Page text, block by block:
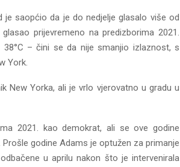
je saopćio da je do nedjelje glasalo više od
prijevremeno na predizborima 2021.
– čini se da nije smanjio izlaznost, s
York.
New Yorka, ali je vrlo vjerovatno u gradu u
2021. kao demokrat, ali se ove godine
godine Adams je optužen za primanje
u aprilu nakon što je intervenirala